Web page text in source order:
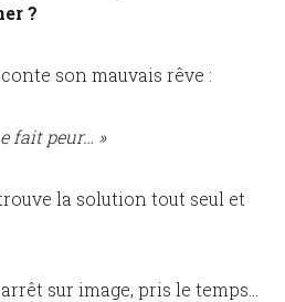
?
son mauvais rêve :
fait peur… »
la solution tout seul et
sur image, pris le temps…